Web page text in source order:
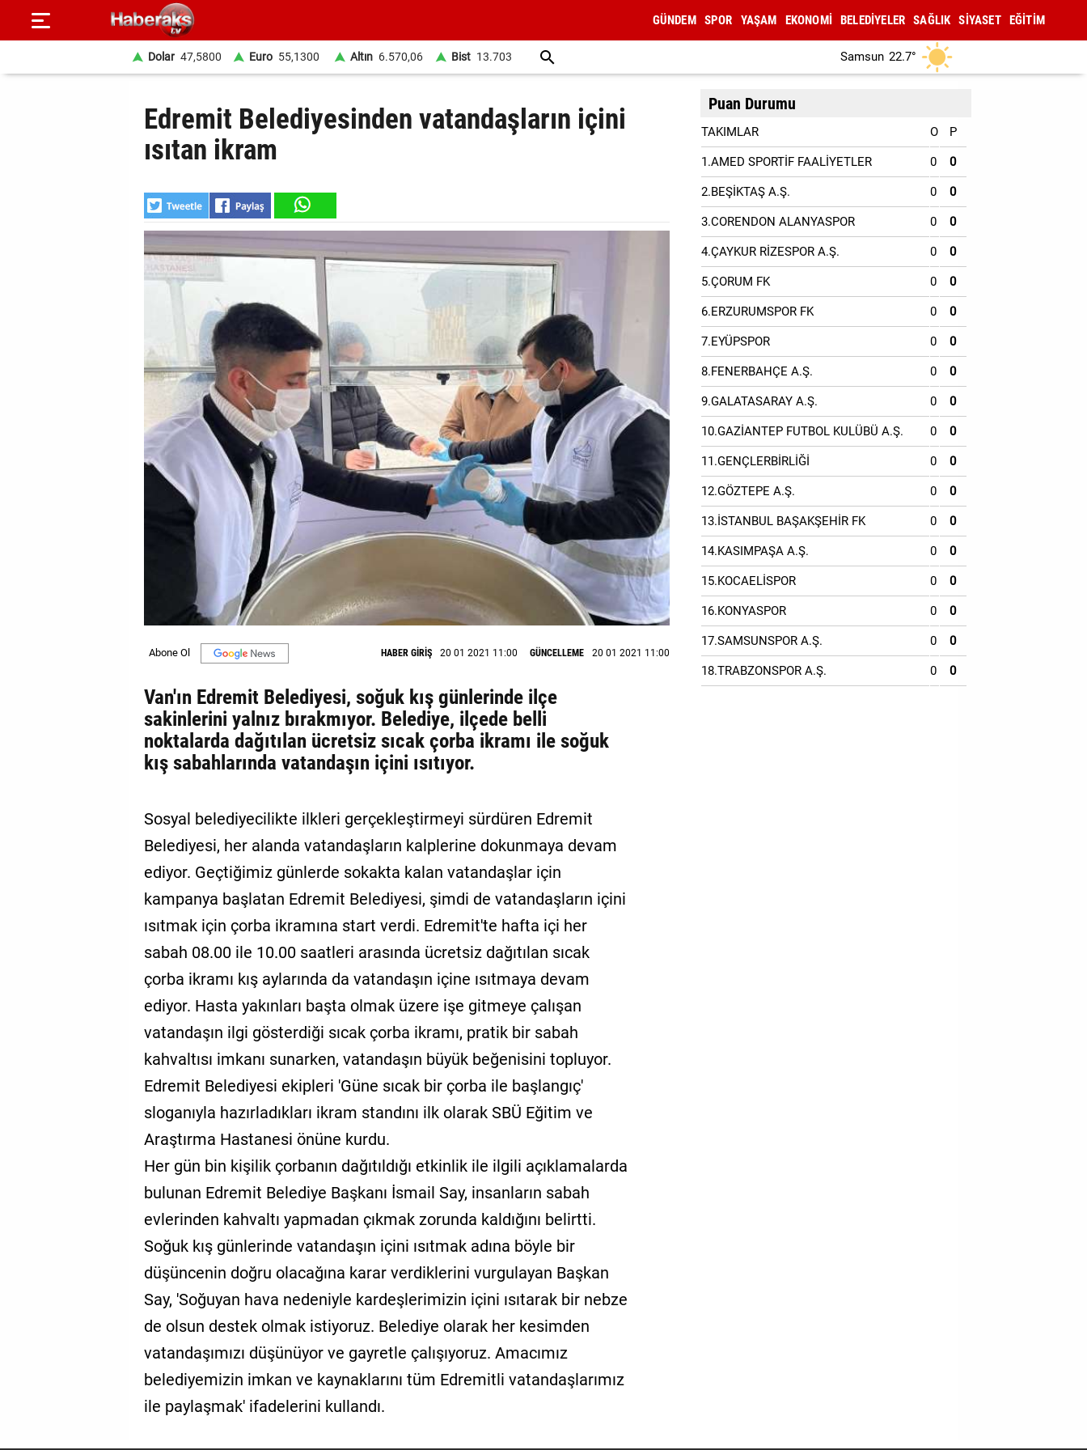
GÜNDEM SPOR YAŞAM EKONOMİ BELEDİYELER SAĞLIK SİYASET EĞİTİM
Dolar 47,5800 Euro 55,1300 Altın 6.570,06 Bist 13.703 Samsun 22.7°
Edremit Belediyesinden vatandaşların içini
ısıtan ikram
HABER GİRİŞ 20 01 2021 11:00 GÜNCELLEME 20 01 2021 11:00
Van'ın Edremit Belediyesi, soğuk kış günlerinde ilçe
sakinlerini yalnız bırakmıyor. Belediye, ilçede belli
noktalarda dağıtılan ücretsiz sıcak çorba ikramı ile soğuk
kış sabahlarında vatandaşın içini ısıtıyor.
Sosyal belediyecilikte ilkleri gerçekleştirmeyi sürdüren Edremit
Belediyesi, her alanda vatandaşların kalplerine dokunmaya devam
ediyor. Geçtiğimiz günlerde sokakta kalan vatandaşlar için
kampanya başlatan Edremit Belediyesi, şimdi de vatandaşların içini
ısıtmak için çorba ikramına start verdi. Edremit'te hafta içi her
sabah 08.00 ile 10.00 saatleri arasında ücretsiz dağıtılan sıcak
çorba ikramı kış aylarında da vatandaşın içine ısıtmaya devam
ediyor. Hasta yakınları başta olmak üzere işe gitmeye çalışan
vatandaşın ilgi gösterdiği sıcak çorba ikramı, pratik bir sabah
kahvaltısı imkanı sunarken, vatandaşın büyük beğenisini topluyor.
Edremit Belediyesi ekipleri 'Güne sıcak bir çorba ile başlangıç'
sloganıyla hazırladıkları ikram standını ilk olarak SBÜ Eğitim ve
Araştırma Hastanesi önüne kurdu.
Her gün bin kişilik çorbanın dağıtıldığı etkinlik ile ilgili açıklamalarda
bulunan Edremit Belediye Başkanı İsmail Say, insanların sabah
evlerinden kahvaltı yapmadan çıkmak zorunda kaldığını belirtti.
Soğuk kış günlerinde vatandaşın içini ısıtmak adına böyle bir
düşüncenin doğru olacağına karar verdiklerini vurgulayan Başkan
Say, 'Soğuyan hava nedeniyle kardeşlerimizin içini ısıtarak bir nebze
de olsun destek olmak istiyoruz. Belediye olarak her kesimden
vatandaşımızı düşünüyor ve gayretle çalışıyoruz. Amacımız
belediyemizin imkan ve kaynaklarını tüm Edremitli vatandaşlarımız
ile paylaşmak' ifadelerini kullandı.
Puan Durumu
TAKIMLAR O P
1.AMED SPORTİF FAALİYETLER 0 0
2.BEŞİKTAŞ A.Ş. 0 0
3.CORENDON ALANYASPOR 0 0
4.ÇAYKUR RİZESPOR A.Ş. 0 0
5.ÇORUM FK 0 0
6.ERZURUMSPOR FK 0 0
7.EYÜPSPOR 0 0
8.FENERBAHÇE A.Ş. 0 0
9.GALATASARAY A.Ş. 0 0
10.GAZİANTEP FUTBOL KULÜBÜ A.Ş. 0 0
11.GENÇLERBİRLİĞİ 0 0
12.GÖZTEPE A.Ş. 0 0
13.İSTANBUL BAŞAKŞEHİR FK 0 0
14.KASIMPAŞA A.Ş. 0 0
15.KOCAELİSPOR 0 0
16.KONYASPOR 0 0
17.SAMSUNSPOR A.Ş. 0 0
18.TRABZONSPOR A.Ş. 0 0